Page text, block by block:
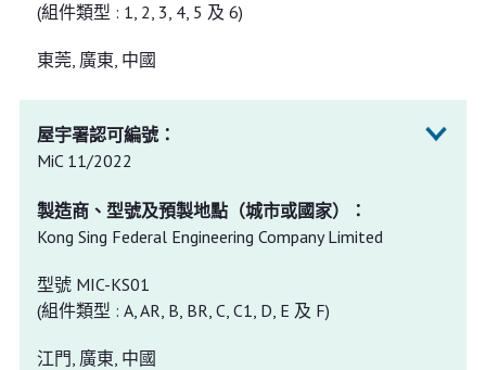
(組件類型 : 1, 2, 3, 4, 5 及 6)
東莞, 廣東, 中國
MiC 11/2022
Kong Sing Federal Engineering Company Limited
型號 MIC-KS01
(組件類型 : A, AR, B, BR, C, C1, D, E 及 F)
江門, 廣東, 中國